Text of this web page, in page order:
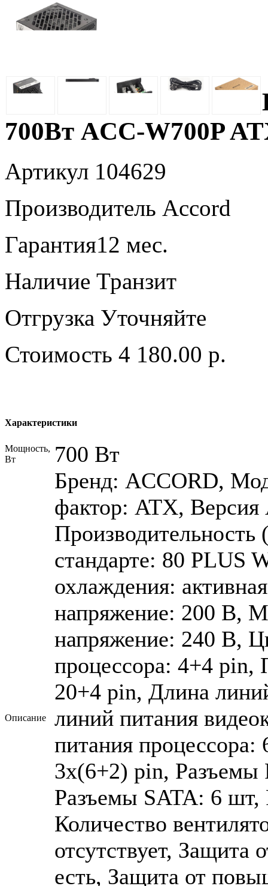
700Вт ACC-W700P
Артикул 104629
Производитель Accord
Гарантия12 мес.
Наличие Транзит
Отгрузка Уточняйте
Стоимость 4 180.00 р.
Характеристики
Мощность,
Вт
700 Вт
Описание
Бренд: ACCORD,
фактор: ATX,
стандарте: 80 PLUS
охлаждения:
напряжение: 200 В,
напряжение: 240 В,
процессора: 4+4 pin,
20+4 pin, Длина
линий питания
питания
3х(6+2) pin,
Разъемы SATA: 6 шт,
Количество
отсутствует, Защита
есть, Защита от